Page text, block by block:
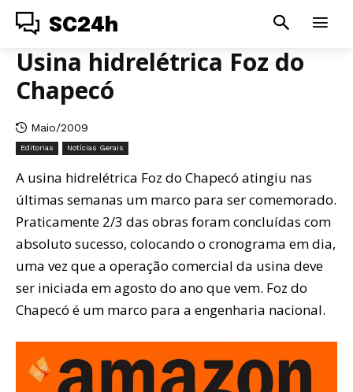
SC24h
Usina hidrelétrica Foz do
Chapecó
Maio/2009
Editorias Notícias Gerais
A usina hidrelétrica Foz do Chapecó atingiu nas
últimas semanas um marco para ser comemorado.
Praticamente 2/3 das obras foram concluídas com
absoluto sucesso, colocando o cronograma em dia,
uma vez que a operação comercial da usina deve
ser iniciada em agosto do ano que vem. Foz do
Chapecó é um marco para a engenharia nacional.